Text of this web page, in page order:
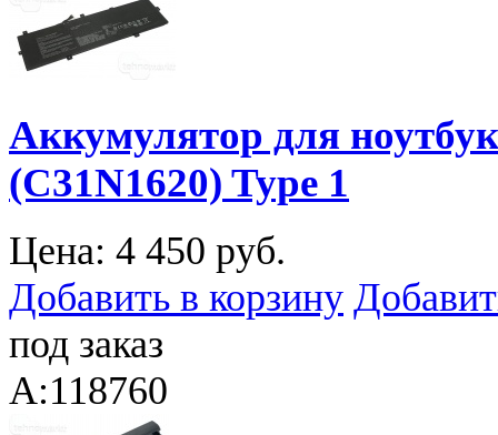
Аккумулятор для
(C31N1620) Type 1
Цена: 4 450 руб.
Добавить в корзину
под заказ
A:118760